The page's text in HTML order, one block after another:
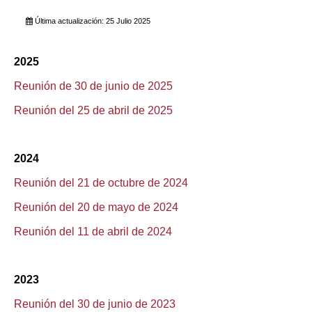
Última actualización: 25 Julio 2025
2025
Reunión de 30 de junio de 2025
Reunión del 25 de abril de 2025
2024
Reunión del 21 de octubre de 2024
Reunión del 20 de mayo de 2024
Reunión del 11 de abril de 2024
2023
Reunión del 30 de junio de 2023